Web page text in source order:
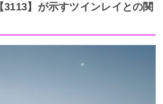
】が示すツインレイとの関